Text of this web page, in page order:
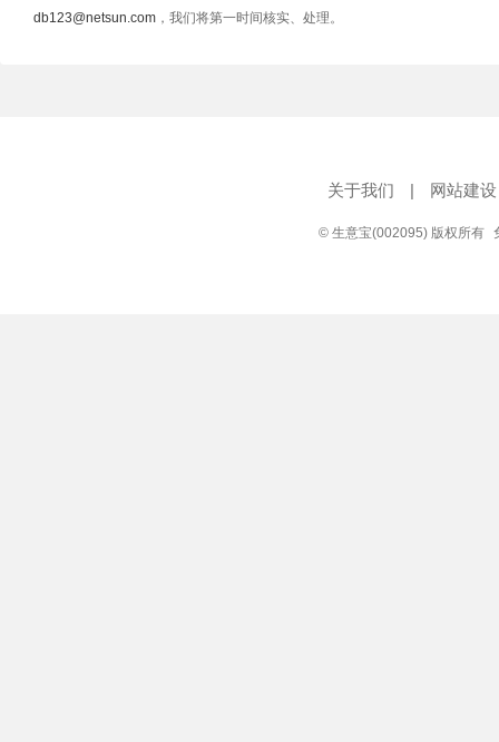
db123@netsun.com ，我们将第一时间核实、处理。
关于我们 | 网站建设
© 生意宝(002095) 版权所有